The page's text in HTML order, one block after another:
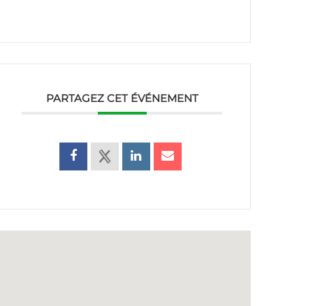
PARTAGEZ CET ÉVÉNEMENT